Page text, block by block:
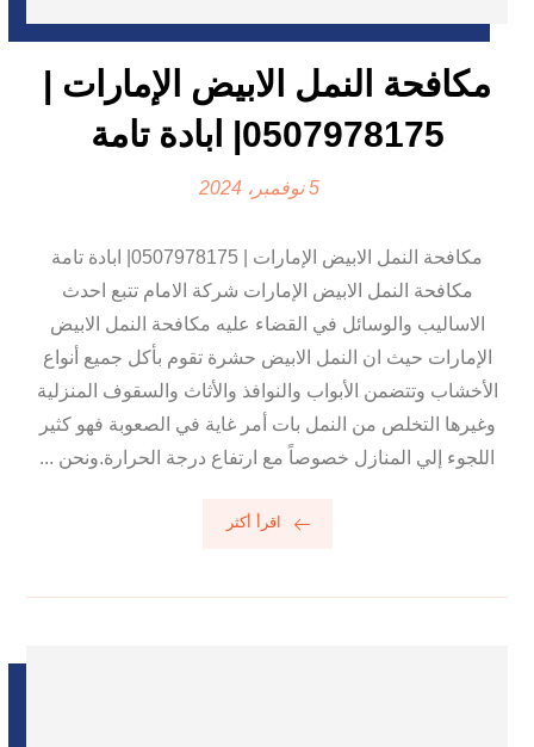
مكافحة النمل الابيض الإمارات |
0507978175| ابادة تامة
5 نوفمبر، 2024
مكافحة النمل الابيض الإمارات | 0507978175| ابادة تامة
مكافحة النمل الابيض الإمارات شركة الامام تتبع احدث
الاساليب والوسائل في القضاء عليه مكافحة النمل الابيض
الإمارات حيث ان النمل الابيض حشرة تقوم بأكل جميع أنواع
الأخشاب وتتضمن الأبواب والنوافذ والأثاث والسقوف المنزلية
وغيرها التخلص من النمل بات أمر غاية في الصعوبة فهو كثير
اللجوء إلي المنازل خصوصاً مع ارتفاع درجة الحرارة.ونحن ...
اقرأ أكثر